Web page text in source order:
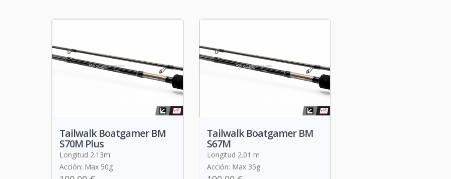
Tailwalk Boatgamer BM
S70M Plus
Longitud 2.13m
Acción: Max 50g
Tailwalk Boatgamer BM
S67M
Longitud 2.01 m
Acción: Max 35g